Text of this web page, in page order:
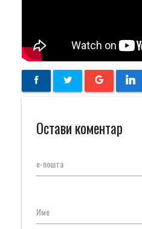
Остави коментар
е-пошта
Име